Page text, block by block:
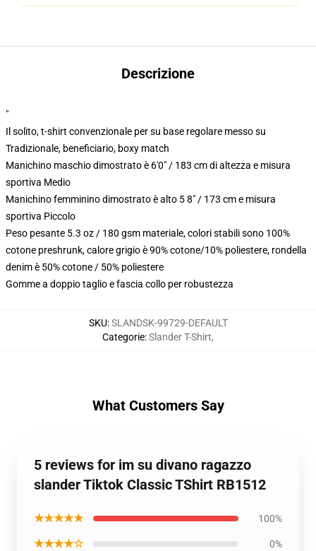
Descrizione
"
Il solito, t-shirt convenzionale per su base regolare messo su
Tradizionale, beneficiario, boxy match
Manichino maschio dimostrato è 6'0" / 183 cm di altezza e misura
sportiva Medio
Manichino femminino dimostrato è alto 5 8" / 173 cm e misura
sportiva Piccolo
Peso pesante 5.3 oz / 180 gsm materiale, colori stabili sono 100%
cotone preshrunk, calore grigio è 90% cotone/10% poliestere, rondella
denim è 50% cotone / 50% poliestere
Gomme a doppio taglio e fascia collo per robustezza
SKU:SLANDSK-99729-DEFAULT
Categorie:Slander T-Shirt,
What Customers Say
5 reviews for im su divano ragazzo
slander Tiktok Classic TShirt RB1512
★★★★★ 100%
★★★★☆ 0%